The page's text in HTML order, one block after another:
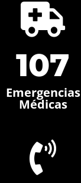

107
Emergencias
Médicas
